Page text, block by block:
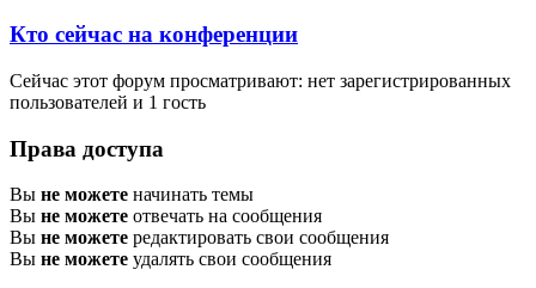
Кто сейчас на конференции
Сейчас этот форум просматривают: нет зарегистрированных
пользователей и 1 гость
Права доступа
Вы не можете начинать темы
Вы не можете отвечать на сообщения
Вы не можете редактировать свои сообщения
Вы не можете удалять свои сообщения